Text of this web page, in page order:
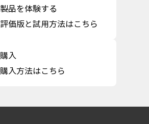
製品を体験する
評価版と試用方法はこちら
購入
購入方法はこちら